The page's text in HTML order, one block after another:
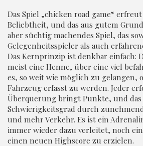
Das Spiel „chicken road game“ erfreut
Beliebtheit, und das aus gutem
aber süchtig machendes Spiel, das
Gelegenheitsspieler als auch
Das Kernprinzip ist denkbar einfach:
meist eine Henne, über eine viel
es, so weit wie möglich zu gelangen,
Fahrzeug erfasst zu werden. Jeder
Überquerung bringt Punkte, und das
Schwierigkeitsgrad durch
und mehr Verkehr. Es ist ein
immer wieder dazu verleitet, noch
einen neuen Highscore zu erzielen.